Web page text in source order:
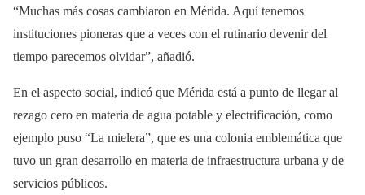
“Muchas más cosas cambiaron en Mérida. Aquí tenemos
instituciones pioneras que a veces con el rutinario devenir del
tiempo parecemos olvidar”, añadió.
En el aspecto social, indicó que Mérida está a punto de llegar al
rezago cero en materia de agua potable y electrificación, como
ejemplo puso “La mielera”, que es una colonia emblemática que
tuvo un gran desarrollo en materia de infraestructura urbana y de
servicios públicos.